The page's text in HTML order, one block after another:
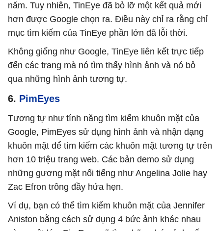
năm. Tuy nhiên, TinEye đã bỏ lỡ một kết quả mới
hơn được Google chọn ra. Điều này chỉ ra rằng chỉ
mục tìm kiếm của TinEye phần lớn đã lỗi thời.
Không giống như Google, TinEye liên kết trực tiếp
đến các trang mà nó tìm thấy hình ảnh và nó bỏ
qua những hình ảnh tương tự.
6. PimEyes
Tương tự như tính năng tìm kiếm khuôn mặt của
Google, PimEyes sử dụng hình ảnh và nhận dạng
khuôn mặt để tìm kiếm các khuôn mặt tương tự trên
hơn 10 triệu trang web. Các bản demo sử dụng
những gương mặt nổi tiếng như Angelina Jolie hay
Zac Efron trông đầy hứa hẹn.
Ví dụ, bạn có thể tìm kiếm khuôn mặt của Jennifer
Aniston bằng cách sử dụng 4 bức ảnh khác nhau